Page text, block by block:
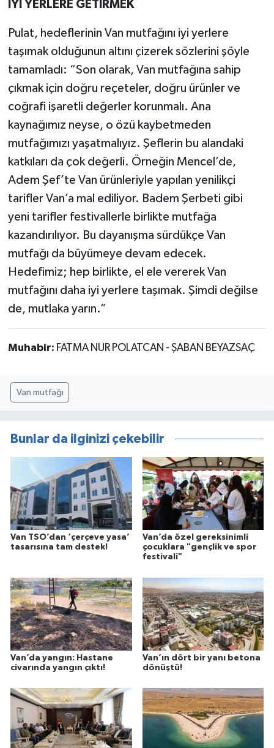
İYİ YERLERE GETİRMEK
Pulat, hedeflerinin Van mutfağını iyi yerlere
taşımak olduğunun altını çizerek sözlerini şöyle
tamamladı: “Son olarak, Van mutfağına sahip
çıkmak için doğru reçeteler, doğru ürünler ve
coğrafi işaretli değerler korunmalı. Ana
kaynağımız neyse, o özü kaybetmeden
mutfağımızı yaşatmalıyız. Şeflerin bu alandaki
katkıları da çok değerli. Örneğin Mencel’de,
Adem Şef’te Van ürünleriyle yapılan yenilikçi
tarifler Van’a mal ediliyor. Badem Şerbeti gibi
yeni tarifler festivallerle birlikte mutfağa
kazandırılıyor. Bu dayanışma sürdükçe Van
mutfağı da büyümeye devam edecek.
Hedefimiz; hep birlikte, el ele vererek Van
mutfağını daha iyi yerlere taşımak. Şimdi değilse
de, mutlaka yarın.”
Muhabir: FATMA NUR POLATCAN - ŞABAN BEYAZSAÇ
Van mutfağı
Bunlar da ilginizi çekebilir
Van TSO’dan ‘çerçeve yasa’
tasarısına tam destek!
Van’da özel gereksinimli
çocuklara "gençlik ve spor
festivali"
Van’da yangın: Hastane
civarında yangın çıktı!
Van’ın dört bir yanı betona
dönüştü!